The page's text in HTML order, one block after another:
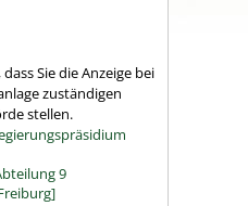
Sie die Anzeige bei
zuständigen
stellen.
9